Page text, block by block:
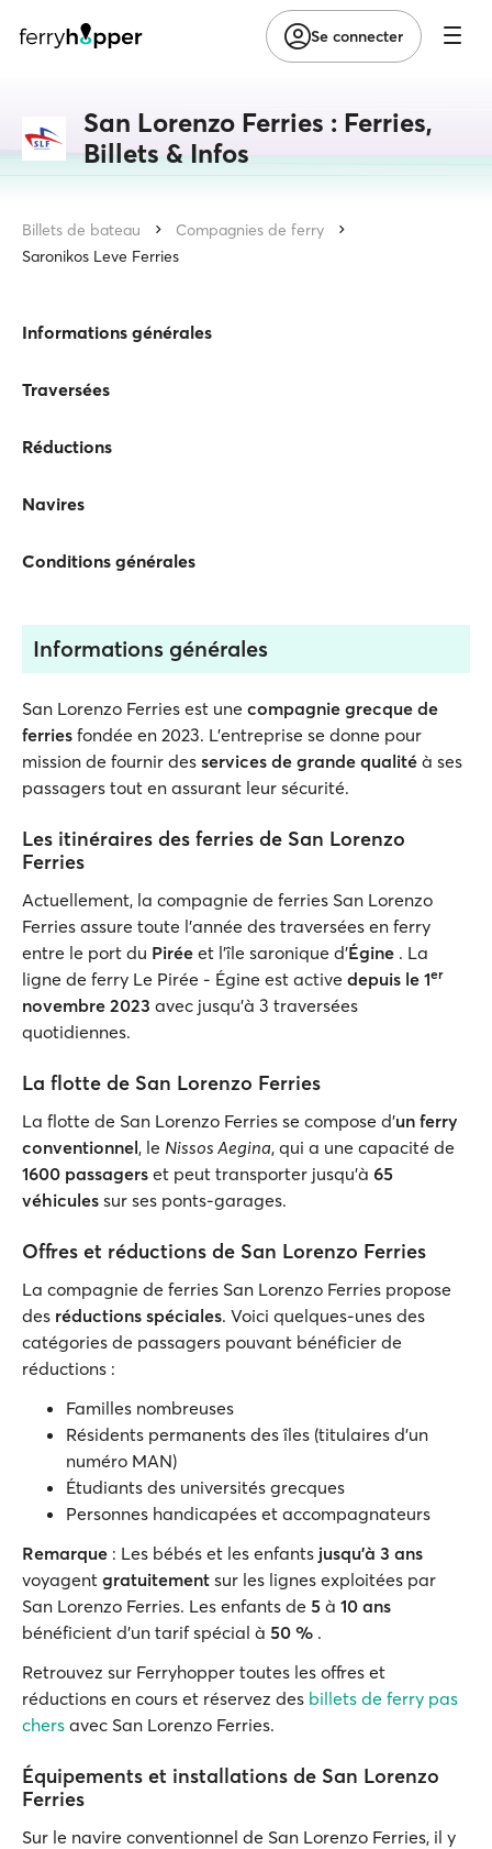
Se connecter
San Lorenzo Ferries : Ferries,
Billets & Infos
Billets de bateau
Compagnies de ferry
Saronikos Leve Ferries
Informations générales
Traversées
Réductions
Navires
Conditions générales
Informations générales
San Lorenzo Ferries est une compagnie grecque de
ferries fondée en 2023. L'entreprise se donne pour
mission de fournir des services de grande qualité à ses
passagers tout en assurant leur sécurité.
Les itinéraires des ferries de San Lorenzo
Ferries
Actuellement, la compagnie de ferries San Lorenzo
Ferries assure toute l'année des traversées en ferry
entre le port du Pirée et l'île saronique d'Égine . La
ligne de ferry Le Pirée - Égine est active depuis le 1er
novembre 2023 avec jusqu'à 3 traversées
quotidiennes.
La flotte de San Lorenzo Ferries
La flotte de San Lorenzo Ferries se compose d'un ferry
conventionnel, le Nissos Aegina, qui a une capacité de
1600 passagers et peut transporter jusqu'à 65
véhicules sur ses ponts-garages.
Offres et réductions de San Lorenzo Ferries
La compagnie de ferries San Lorenzo Ferries propose
des réductions spéciales. Voici quelques-unes des
catégories de passagers pouvant bénéficier de
réductions :
Familles nombreuses
Résidents permanents des îles (titulaires d'un
numéro MAN)
Étudiants des universités grecques
Personnes handicapées et accompagnateurs
Remarque : Les bébés et les enfants jusqu'à 3 ans
voyagent gratuitement sur les lignes exploitées par
San Lorenzo Ferries. Les enfants de 5 à 10 ans
bénéficient d'un tarif spécial à 50 % .
Retrouvez sur Ferryhopper toutes les offres et
réductions en cours et réservez des billets de ferry pas
chers avec San Lorenzo Ferries.
Équipements et installations de San Lorenzo
Ferries
Sur le navire conventionnel de San Lorenzo Ferries, il y